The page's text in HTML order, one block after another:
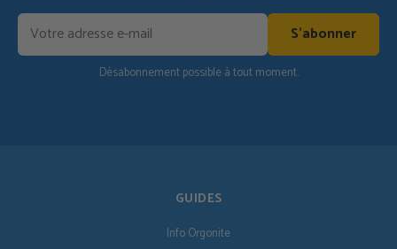
S'abonner
Désabonnement possible à tout moment.
GUIDES
Info Orgonite